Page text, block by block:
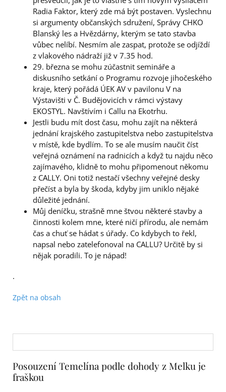
Radia Faktor, který zde má být postaven. Vyslechnu
si argumenty občanských sdružení, Správy CHKO
Blanský les a Hvězdárny, kterým se tato stavba
vůbec nelíbí. Nesmím ale zaspat, protože se odjíždí
z vlakového nádraží již v 7.35 hod.
29. března se mohu zúčastnit semináře a
diskusního setkání o Programu rozvoje jihočeského
kraje, který pořádá ÚEK AV v pavilonu V na
Výstavišti v Č. Budějovicích v rámci výstavy
EKOSTYL. Navštívím i Callu na Ekotrhu.
Jestli budu mít dost času, mohu zajít na některá
jednání krajského zastupitelstva nebo zastupitelstva
v místě, kde bydlím. To se ale musím naučit číst
veřejná oznámení na radnicích a když tu najdu něco
zajímavého, klidně to mohu připomenout někomu
z CALLY. Oni totiž nestačí všechny veřejné desky
přečíst a byla by škoda, kdyby jim uniklo nějaké
důležité jednání.
Můj deníčku, strašně mne štvou některé stavby a
činnosti kolem mne, které ničí přírodu, ale nemám
čas a chuť se hádat s úřady. Co kdybych to řekl,
napsal nebo zatelefonoval na CALLU? Určitě by si
nějak poradili. To je nápad!
.
Zpět na obsah
Posouzení Temelína podle dohody z Melku je
fraškou